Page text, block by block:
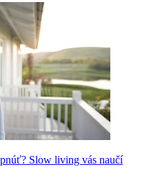
Slow living vás naučí